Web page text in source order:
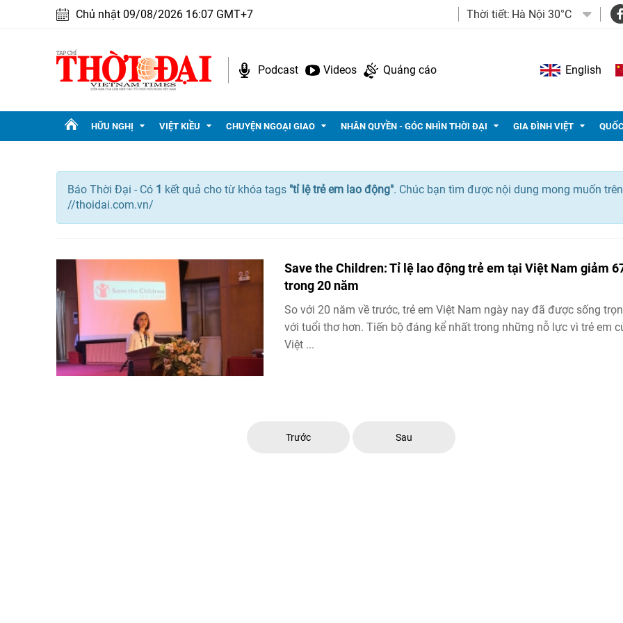
Chủ nhật 09/08/2026 16:07 GMT+7 Thời tiết: Hà Nội 30°C
Podcast Videos Quảng cáo English
HỮU NGHỊ VIỆT KIỀU CHUYỆN NGOẠI GIAO NHÂN QUYỀN - GÓC NHÌN THỜI ĐẠI GIA ĐÌNH VIỆT
Báo Thời Đại - Có 1 kết quả cho từ khóa tags "tỉ lệ trẻ em lao động". Chúc bạn tìm được nội dung mong muốn trên
//thoidai.com.vn/
Save the Children: Tỉ lệ lao động trẻ em tại Việt Nam giảm
trong 20 năm
So với 20 năm về trước, trẻ em Việt Nam ngày nay đã được sống
với tuổi thơ hơn. Tiến bộ đáng kể nhất trong những nỗ lực vì trẻ em
Việt ...
Trước Sau